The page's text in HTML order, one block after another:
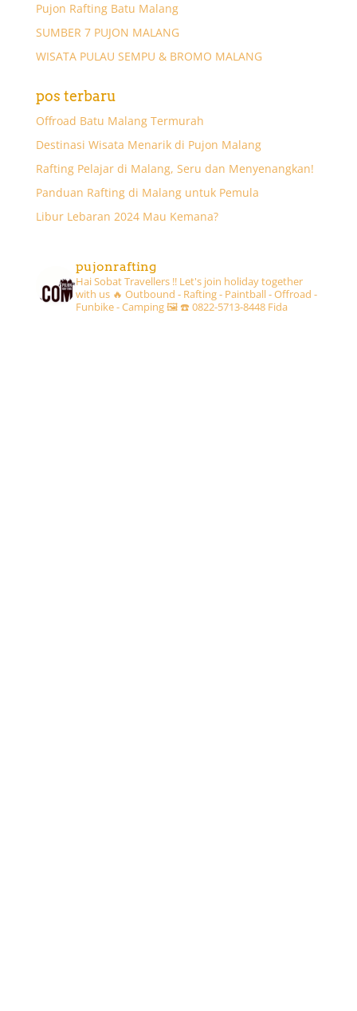
Pujon Rafting Batu Malang
SUMBER 7 PUJON MALANG
WISATA PULAU SEMPU & BROMO MALANG
pos terbaru
Offroad Batu Malang Termurah
Destinasi Wisata Menarik di Pujon Malang
Rafting Pelajar di Malang, Seru dan Menyenangkan!
Panduan Rafting di Malang untuk Pemula
Libur Lebaran 2024 Mau Kemana?
pujonrafting
Hai Sobat Travellers !! Let's join holiday together
with us 🔥 Outbound - Rafting - Paintball - Offroad -
Funbike - Camping 🖼☎️ 0822-5713-8448 Fida